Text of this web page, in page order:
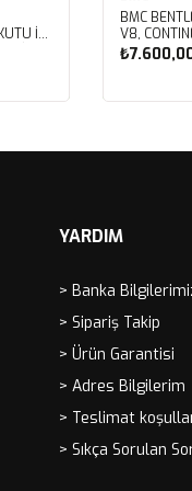
İÇİ
BMC
V8,
V8,
V8,
SPIRIT,
YARDIM
> Banka
> Sipariş Takip
> Ürün Garantisi
> Adres Bilgilerim
> Teslimat
> Sıkça Sorulan